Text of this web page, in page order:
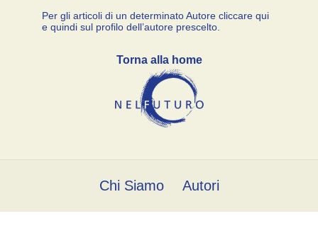
Per gli articoli di un determinato Autore cliccare qui
e quindi sul profilo dell’autore prescelto.
Torna alla home
Chi Siamo Autori